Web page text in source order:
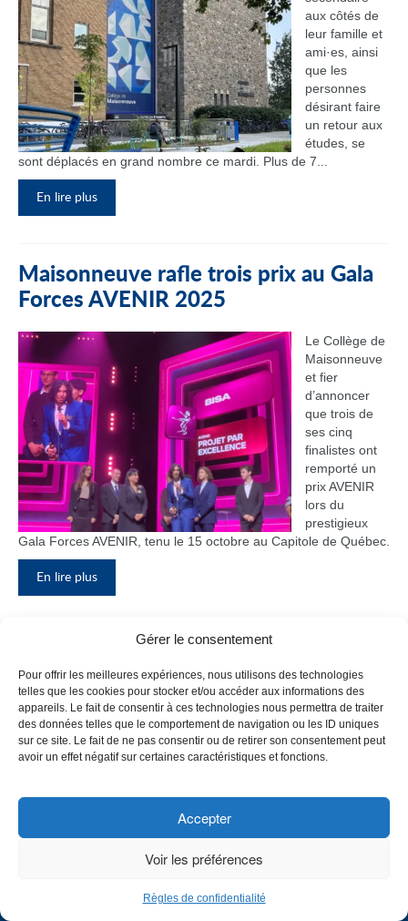
Gérer le consentement
Pour offrir les meilleures expériences, nous utilisons des technologies
telles que les cookies pour stocker et/ou accéder aux informations des
appareils. Le fait de consentir à ces technologies nous permettra de traiter
des données telles que le comportement de navigation ou les ID uniques
sur ce site. Le fait de ne pas consentir ou de retirer son consentement peut
avoir un effet négatif sur certaines caractéristiques et fonctions.
Accepter
Voir les préférences
Règles de confidentialité
aux côtés de
leur famille et
ami·es, ainsi
que les
personnes
désirant faire
un retour aux
études, se
sont déplacés en grand nombre ce mardi. Plus de 7...
En lire plus
Maisonneuve rafle trois prix au Gala
Forces AVENIR 2025
Le Collège de
Maisonneuve
et fier
d’annoncer
que trois de
ses cinq
finalistes ont
remporté un
prix AVENIR
lors du
prestigieux
Gala Forces AVENIR, tenu le 15 octobre au Capitole de Québec.
En lire plus
bloc F
Le Collège de
Maisonneuve
a inauguré
CHOISISSEZ UN PROFIL